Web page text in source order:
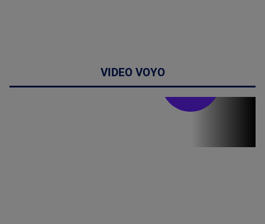
VIDEO VOYO